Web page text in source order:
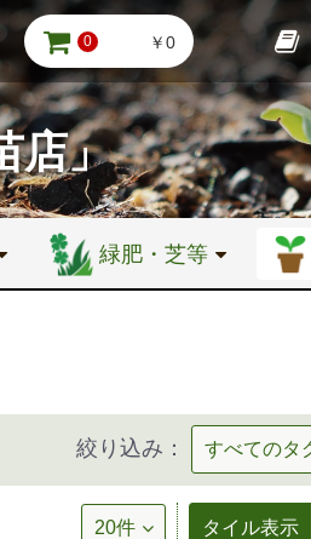
0 ￥0
店」
緑肥・芝等
絞り込み：
タイル表示